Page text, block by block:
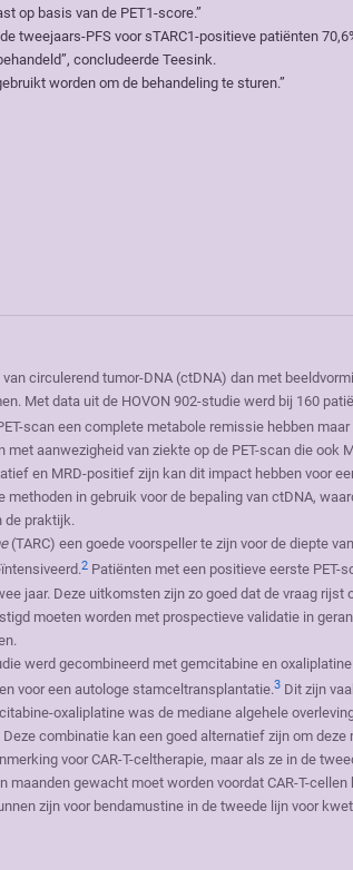
op basis van de PET1-score.”
tweejaars-PFS voor sTARC1-positieve patiënten
concludeerde Teesink.
worden om de behandeling te sturen.”
circulerend tumor-DNA (ctDNA) dan met
Met data uit de HOVON 902-studie werd bij 160
scan een complete metabole remissie hebben
aanwezigheid van ziekte op de PET-scan die ook
en MRD-positief zijn kan dit impact hebben voor
in gebruik voor de bepaling van ctDNA,
de praktijk.
(TARC) een goede voorspeller te zijn voor de diepte
2 Patiënten met een positieve eerste PET-
jaar. Deze uitkomsten zijn zo goed dat de vraag rijst
moeten worden met prospectieve validatie in
werd gecombineerd met gemcitabine en
voor een autologe stamceltransplantatie.3 Dit zijn
oxaliplatine was de mediane algehele
combinatie kan een goed alternatief zijn om deze
voor CAR-T-celtherapie, maar als ze in de
gewacht moet worden voordat CAR-T-cellen
zijn voor bendamustine in de tweede lijn voor